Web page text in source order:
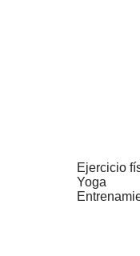
Ejercicio
Yoga